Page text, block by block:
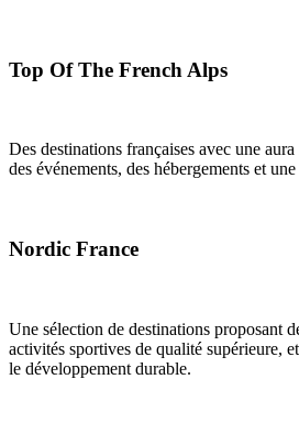
Top Of The French Alps
Des destinations françaises avec une
des événements, des hébergements et
Nordic France
Une sélection de destinations proposant
activités sportives de qualité supérieure,
le développement durable.